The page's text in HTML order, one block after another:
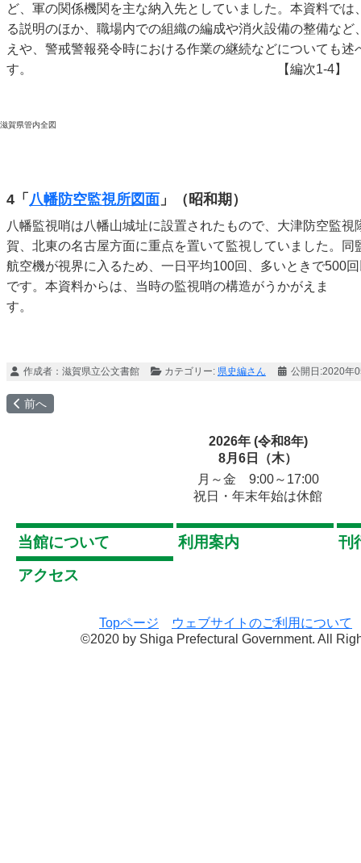
滋賀県管内全図
ど、軍の関係機関を主な納入先としていました。本資料では
る説明のほか、職場内での組織の編成や消火設備の整備など
えや、警戒警報発令時における作業の継続などについても述
す。 【編次1-4】
4 「 八幡防空監視所図面 」（昭和期）
八幡監視哨は八幡山城址に設置されたもので、大津防空監視
賀、北東の名古屋方面に重点を置いて監視していました。同
航空機が視界に入るため、一日平均100回、多いときで500
です。本資料からは、当時の監視哨の構造がうかがえま
す。 【編
作成者： 滋賀県立公文書館 カテゴリー: 県史編さん 公開日:2020年
前の記事へ: 警察文書からたどる大津事件
前へ
2026年 (令和8年)
8月6日（木）
月～金 9:00～17:00
祝日・年末年始は休館
当館について 利用案内
刊
アクセス
Topページ
ウェブサイトのご利用について
©2020 by Shiga Prefectural Government. All